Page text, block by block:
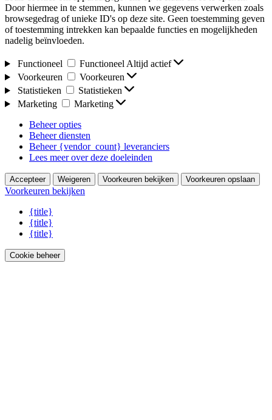
Door hiermee in te stemmen, kunnen we gegevens verwerken zoals
browsegedrag of unieke ID's op deze site. Geen toestemming geven
of toestemming intrekken kan bepaalde functies en mogelijkheden
nadelig beïnvloeden.
Functioneel Functioneel Altijd actief
Voorkeuren
Voorkeuren
Statistieken
Statistieken
Marketing
Marketing
Beheer opties
Beheer diensten
Beheer {vendor_count} leveranciers
Lees meer over deze doeleinden
Accepteer Weigeren Voorkeuren bekijken Voorkeuren opslaan
Voorkeuren bekijken
{title}
{title}
{title}
Cookie beheer